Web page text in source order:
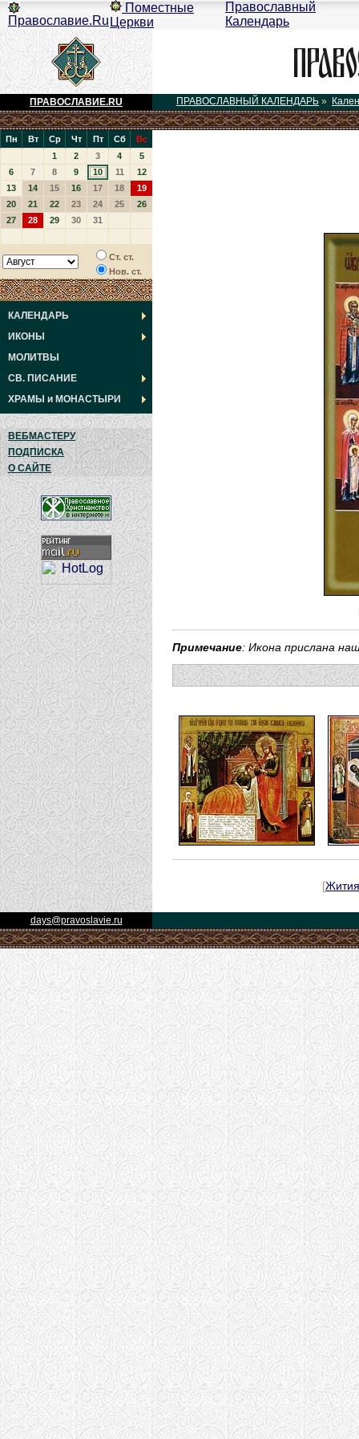
Православие.Ru
Поместные
Церкви
Православный
Календарь
ПРАВОСЛАВИЕ.RU ПРАВОСЛАВНЫЙ КАЛЕНДАРЬ »
Пн Вт Ср Чт Пт Сб
Вс
1
2 3 4
5
6
7 8 9 10 11
12
13
14 15 16 17 18
19
20
21 22 23 24 25
26
27
28 29 30 31
Ст. ст.
Нов. ст.
КАЛЕНДАРЬ
ИКОНЫ
МОЛИТВЫ
СВ. ПИСАНИЕ
ХРАМЫ и МОНАСТЫРИ
ВЕБМАСТЕРУ
ПОДПИСКА
О САЙТЕ
Примечание: Икона прислана
[Жития
days@pravoslavie.ru